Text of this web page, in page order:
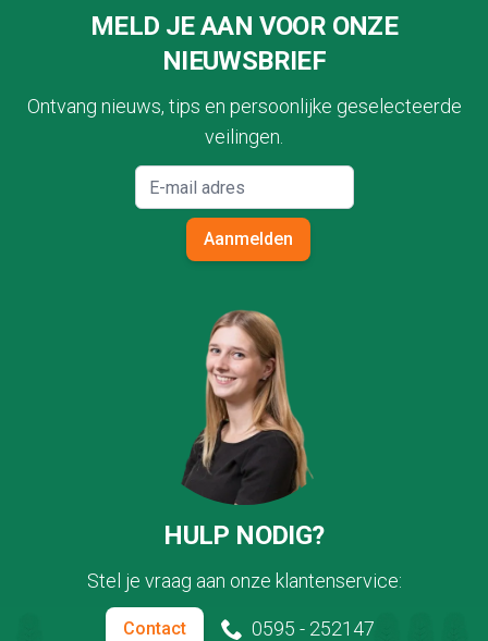
MELD JE AAN VOOR ONZE
NIEUWSBRIEF
Ontvang nieuws, tips en persoonlijke geselecteerde
veilingen.
Aanmelden
HULP NODIG?
Stel je vraag aan onze klantenservice:
Contact 0595 - 252147